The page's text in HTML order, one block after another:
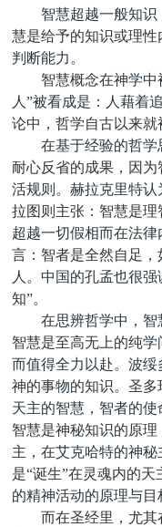
智慧超越一般知
慧是给予的知识或理
判断能力。
智慧概念在神学中
人”被看成是：人藉着
论中，哲学自古以来就
在基于经验的哲
耐心反省的成果，因
活规则。赫拉克里特认
拉图则主张：智慧是
超越一切假相而在法
言：智者是全然自足
人。中国的孔孟也很
知”。
在思辨哲学中，智
智慧是至高无上的纯
而值得全力以赴。波
神的事物的知识。圣
天主的智慧，智者的使
智慧是神秘知识的原
主，在艾克哈特的神秘
是“诞生”在灵魂内的
的精神活动的原理与目
而在圣经里，尤其